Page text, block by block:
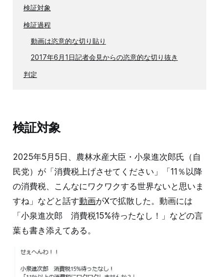
検証対象
検証過程
動画は恣意的な切り貼り
2017年6月1日記者会見からの恣意的な切り抜き
判定
検証対象
2025年5月5日、農林水産大臣・小泉進次郎氏（自
民党）が「消費税上げさせてください」「11％以降
の消費税、こんなにワクワクする世界ないと思いま
すね」などと話す動画がXで拡散した。動画には
「小泉進次郎 消費税15%待ったなし！」などの言
葉も書き添えてある。